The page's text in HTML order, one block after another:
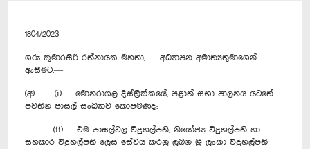
1804/2023
ගරු කුමාරසිරි රත්නායක මහතා,— අධ්‍යාපන අමාත්‍යතුමාගෙන්
ඇසීමට,—
(අ) (i) මොනරාගල දිස්ත්‍රික්කයේ, පළාත් සභා පාලනය යටතේ
පවතින පාසල් සංඛ්‍යාව කොපමණද;
(ii) එම පාසල්වල විදුහල්පති, නියෝජ්‍ය විදුහල්පති හා
සහකාර විදුහල්පති ලෙස සේවය කරනු ලබන ශ්‍රී ලංකා විදුහල්පති